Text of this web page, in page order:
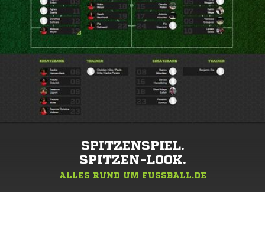
SPITZENSPIEL.
SPITZEN-LOOK.
ALLES RUND UM FUSSBALL.DE